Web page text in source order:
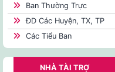
Ban Thường Trực
ĐD Các Huyện, TX, TP
Các Tiểu Ban
NHÀ TÀI TRỢ